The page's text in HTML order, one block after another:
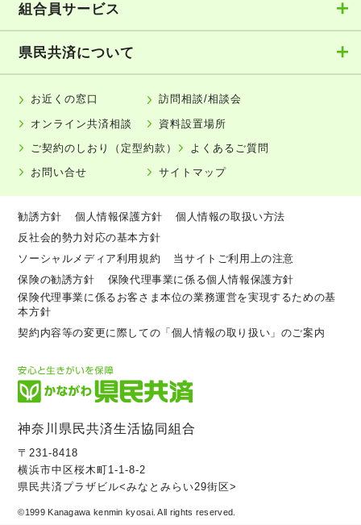
組合員サービス
県民共済について
お近くの窓口 訪問相談/相談会
オンライン共済相談 資料設置場所
ご契約のしおり（定型約款） よくあるご質問
お問い合せ サイトマップ
勧誘方針 個人情報保護方針
個人情報の取扱い方法
反社会的勢力対応の基本方針
ソーシャルメディア利用規約
当サイトご利用上の注意
保険の勧誘方針
保険代理事業に係る個人情報保護方針
保険代理事業に係るお客さま本位の業務運営を実現するための基
本方針
契約内容等の変更に際しての「個人情報の取り扱い」のご案内
神奈川県民共済生活協同組合
〒231-8418
横浜市中区桜木町1-1-8-2
県民共済プラザビル<みなとみらい29街区>
©1999 Kanagawa kenmin kyosai. All rights reserved.